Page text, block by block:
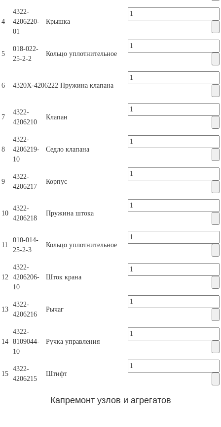
4
4322-
4206220-
01
Крышка
5
018-022-
25-2-2
Кольцо уплотнительное
6 4320Х-4206222 Пружина клапана
7
4322-
4206210
Клапан
8
4322-
4206219-
10
Седло клапана
9
4322-
4206217
Корпус
10
4322-
4206218
Пружина штока
11
010-014-
25-2-3
Кольцо уплотнительное
12
4322-
4206206-
10
Шток крана
13
4322-
4206216
Рычаг
14
4322-
8109044-
10
Ручка управления
15
4322-
4206215
Штифт
Капремонт узлов и агрегатов